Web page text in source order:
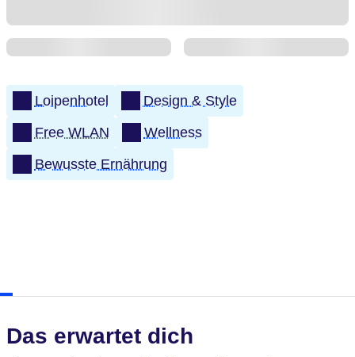
Loipenhotel
Design & Style
Free WLAN
Wellness
Bewusste Ernährung
Das erwartet dich